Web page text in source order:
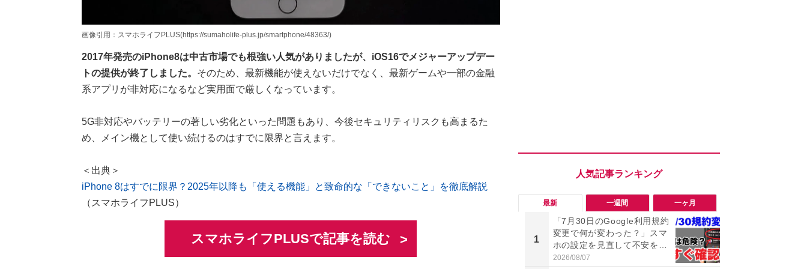
画像引用：スマホライフPLUS(https://sumaholife-plus.jp/smartphone/48363/)
2017年発売のiPhone8は中古市場でも根強い人気がありましたが、iOS16でメジャーアップデー
トの提供が終了しました。 そのため、最新機能が使えないだけでなく、最新ゲームや一部の金融
系アプリが非対応になるなど実用面で厳しくなっています。
5G非対応やバッテリーの著しい劣化といった問題もあり、今後セキュリティリスクも高まるた
め、メイン機として使い続けるのはすでに限界と言えます。
＜出典＞
iPhone 8はすでに限界？2025年以降も「使える機能」と致命的な「できないこと」を徹底解説
（スマホライフPLUS）
スマホライフPLUSで記事を読む
最新 一週間 一ヶ月
1
「7月30日のGoogle利用規約
変更で何が変わった？」スマ
ホの設定を見直して不安を解
消！
2026/08/07